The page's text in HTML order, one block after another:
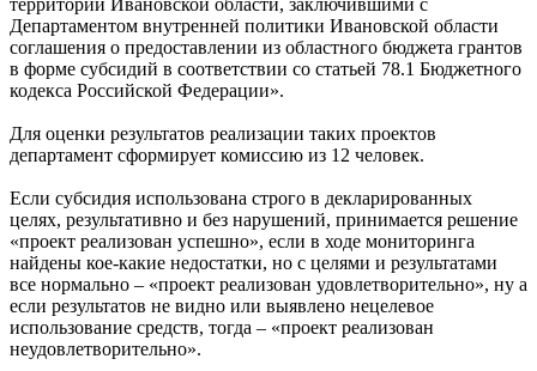
территории Ивановской области, заключившими с
Департаментом внутренней политики Ивановской области
соглашения о предоставлении из областного бюджета грантов
в форме субсидий в соответствии со статьей 78.1 Бюджетного
кодекса Российской Федерации».
Для оценки результатов реализации таких проектов
департамент сформирует комиссию из 12 человек.
Если субсидия использована строго в декларированных
целях, результативно и без нарушений, принимается решение
«проект реализован успешно», если в ходе мониторинга
найдены кое-какие недостатки, но с целями и результатами
все нормально – «проект реализован удовлетворительно», ну а
если результатов не видно или выявлено нецелевое
использование средств, тогда – «проект реализован
неудовлетворительно».